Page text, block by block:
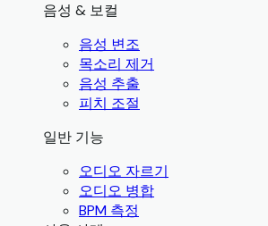
음성 & 보컬
음성 변조
목소리 제거
음성 추출
피치 조절
일반 기능
오디오 자르기
오디오 병합
BPM 측정